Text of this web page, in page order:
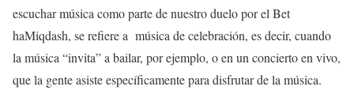
escuchar música como parte de nuestro duelo por el Bet
haMiqdash, se refiere a música de celebración, es decir, cuando
la música “invita” a bailar, por ejemplo, o en un concierto en vivo,
que la gente asiste específicamente para disfrutar de la música.